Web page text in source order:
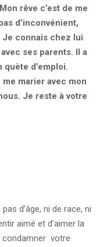
rêve c’est de me
d’inconvénient,
Je connais chez lui
ses parents. Il a
d’emploi.
marier avec mon
Je reste à votre
d’âge, ni de race, ni
aimé et d’aimer la
condamner votre